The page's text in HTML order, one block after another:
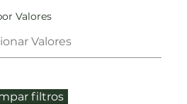
Valores
filtros